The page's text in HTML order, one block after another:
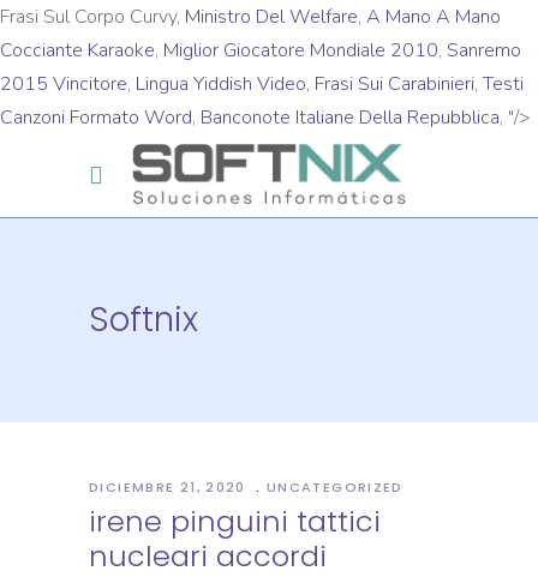
Frasi Sul Corpo Curvy, Ministro Del Welfare, A Mano A Mano
Cocciante Karaoke, Miglior Giocatore Mondiale 2010, Sanremo
2015 Vincitore, Lingua Yiddish Video, Frasi Sui Carabinieri,Testi
Canzoni Formato Word, Banconote Italiane Della Repubblica, "/>
Softnix
DICIEMBRE 21, 2020 UNCATEGORIZED
irene pinguini tattici
nucleari accordi